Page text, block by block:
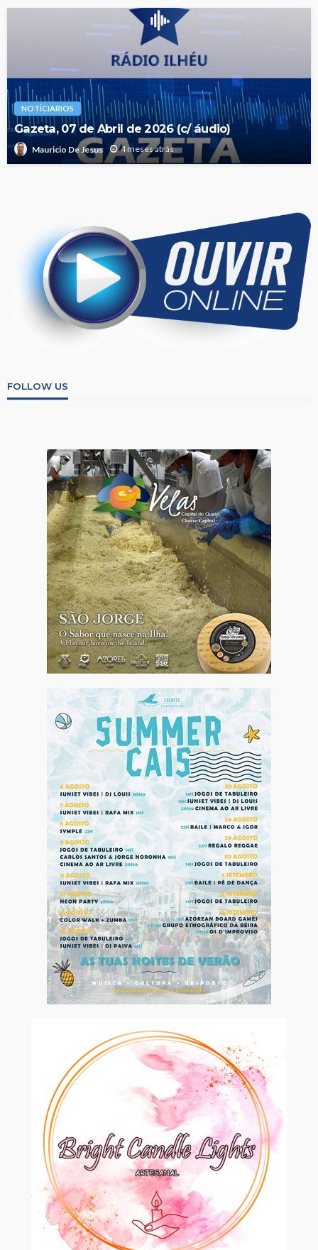
NOTÍCIARIOS
Gazeta, 07 de Abril de 2026 (c/ áudio)
Mauricio De Jesus 4 meses atrás
FOLLOW US